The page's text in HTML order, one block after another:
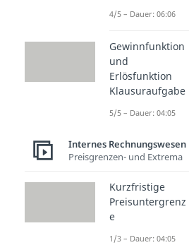
4/5 – Dauer: 06:06
Gewinnfunktion
und
Erlösfunktion
Klausuraufgabe
5/5 – Dauer: 04:05
Internes Rechnungswesen
Preisgrenzen- und Extrema
Kurzfristige
Preisuntergrenz
e
1/3 – Dauer: 04:05